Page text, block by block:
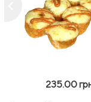
235.00